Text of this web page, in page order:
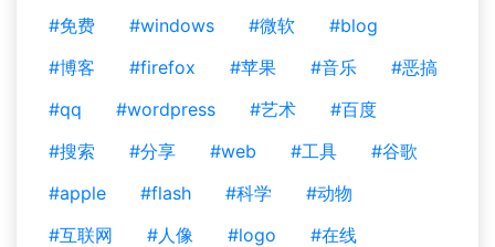
#免费
#windows #微软
#blog
#博客
#firefox #苹果 #音乐
#恶搞
#qq
#wordpress #艺术
#百度
#搜索
#分享 #web #工具
#谷歌
#apple
#flash #科学
#动物
#互联网
#人像 #logo
#在线